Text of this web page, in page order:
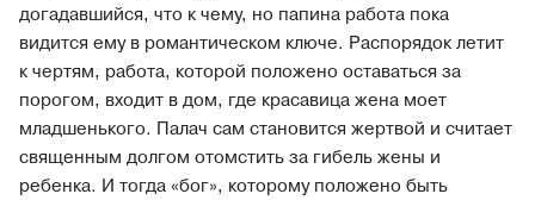
догадавшийся, что к чему, но папина работа пока
видится ему в романтическом ключе. Распорядок летит
к чертям, работа, которой положено оставаться за
порогом, входит в дом, где красавица жена моет
младшенького. Палач сам становится жертвой и считает
священным долгом отомстить за гибель жены и
ребенка. И тогда «бог», которому положено быть